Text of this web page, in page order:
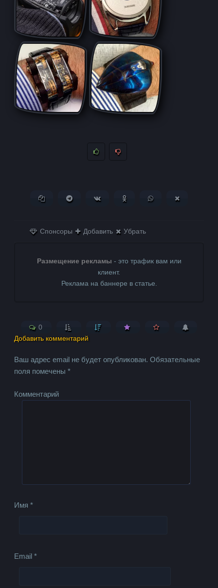
Копировать ссылкуПоделиться в Telegram
Поделиться ВКонтактеПоделиться в
Поделиться в
Спонсоры Добавить Убрать
Размещение рекламы - это трафик вам или
клиент.
Реклама на баннере в статье.
0
Добавить комментарий
Ваш адрес email не будет опубликован. Обязательные
поля помечены*
Комментарий
Имя*
Email*